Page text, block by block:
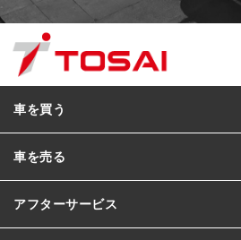
車を買う
車を売る
アフターサービス